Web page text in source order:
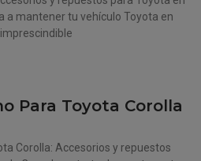
a mantener tu vehículo Toyota en
Para Toyota Corolla
Corolla: Accesorios y repuestos